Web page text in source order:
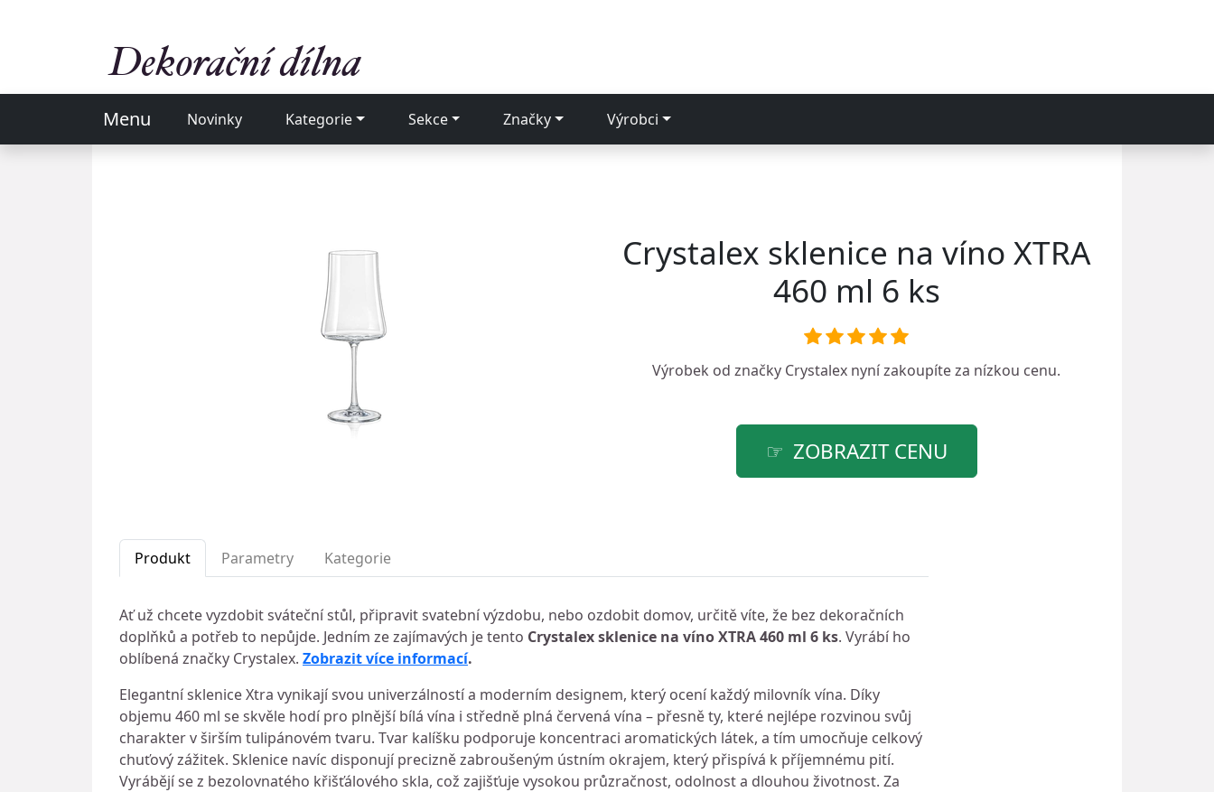
Menu Novinky Kategorie Sekce Značky Výrobci
Crystalex sklenice na víno XTRA
460 ml 6 ks
Výrobek od značky Crystalex nyní zakoupíte za nízkou cenu.
ZOBRAZIT CENU
Produkt Parametry Kategorie
Ať už chcete vyzdobit sváteční stůl, připravit svatební výzdobu, nebo ozdobit domov, určitě víte, že bez dekoračních
doplňků a potřeb to nepůjde. Jedním ze zajímavých je tento Crystalex sklenice na víno XTRA 460 ml 6 ks. Vyrábí ho
oblíbená značky Crystalex. Zobrazit více informací.
Elegantní sklenice Xtra vynikají svou univerzálností a moderním designem, který ocení každý milovník vína. Díky
objemu 460 ml se skvěle hodí pro plnější bílá vína i středně plná červená vína – přesně ty, které nejlépe rozvinou svůj
charakter v širším tulipánovém tvaru. Tvar kalíšku podporuje koncentraci aromatických látek, a tím umocňuje celkový
chuťový zážitek. Sklenice navíc disponují precizně zabroušeným ústním okrajem, který přispívá k příjemnému pití.
Vyrábějí se z bezolovnatého křišťálového skla, což zajišťuje vysokou průzračnost, odolnost a dlouhou životnost. Za